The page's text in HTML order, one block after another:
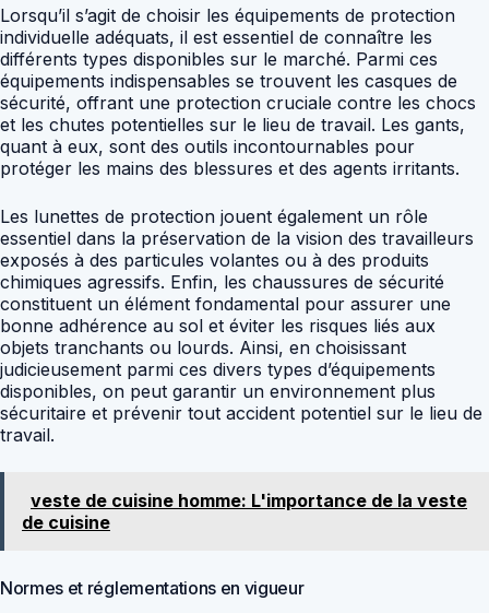
Lorsqu’il s’agit de choisir les équipements de protection
individuelle adéquats, il est essentiel de connaître les
différents types disponibles sur le marché. Parmi ces
équipements indispensables se trouvent les casques de
sécurité, offrant une protection cruciale contre les chocs
et les chutes potentielles sur le lieu de travail. Les gants,
quant à eux, sont des outils incontournables pour
protéger les mains des blessures et des agents irritants.
Les lunettes de protection jouent également un rôle
essentiel dans la préservation de la vision des travailleurs
exposés à des particules volantes ou à des produits
chimiques agressifs. Enfin, les chaussures de sécurité
constituent un élément fondamental pour assurer une
bonne adhérence au sol et éviter les risques liés aux
objets tranchants ou lourds. Ainsi, en choisissant
judicieusement parmi ces divers types d’équipements
disponibles, on peut garantir un environnement plus
sécuritaire et prévenir tout accident potentiel sur le lieu de
travail.
veste de cuisine homme: L'importance de la veste
de cuisine
Normes et réglementations en vigueur